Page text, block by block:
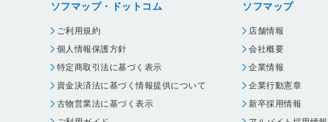
ソフマップ・ドットコム
ご利用規約
個人情報保護方針
特定商取引法に基づく表示
資金決済法に基づく情報提供について
古物営業法に基づく表示
ソフマップ
店舗情報
会社概要
企業情報
企業行動憲章
新卒採用情報